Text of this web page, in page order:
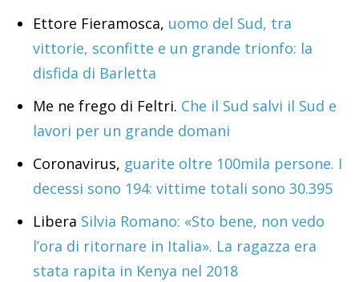
Ettore Fieramosca, uomo del Sud, tra
vittorie, sconfitte e un grande trionfo: la
disfida di Barletta
Me ne frego di Feltri. Che il Sud salvi il Sud e
lavori per un grande domani
Coronavirus, guarite oltre 100mila persone. I
decessi sono 194: vittime totali sono 30.395
Libera Silvia Romano: «Sto bene, non vedo
l’ora di ritornare in Italia». La ragazza era
stata rapita in Kenya nel 2018